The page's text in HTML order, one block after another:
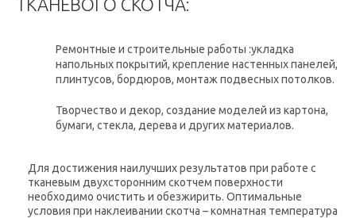
ТКАНЕВОГО СКОТЧА:
Ремонтные и строительные работы :укладка
напольных покрытий, крепление настенных панелей,
плинтусов, бордюров, монтаж подвесных потолков.
Творчество и декор, создание моделей из картона,
бумаги, стекла, дерева и других материалов.
Для достижения наилучших результатов при работе с
тканевым двухсторонним скотчем поверхности
необходимо очистить и обезжирить. Оптимальные
условия при наклеивании скотча – комнатная температура